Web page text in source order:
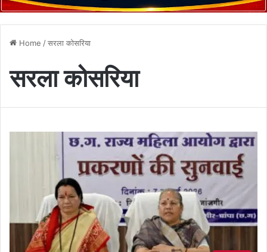
Home /सरला कोसरिया
सरला कोसरिया